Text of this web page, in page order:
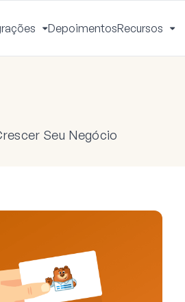
Alternar
Menu
DepoimentosRecursos
Seu Negócio